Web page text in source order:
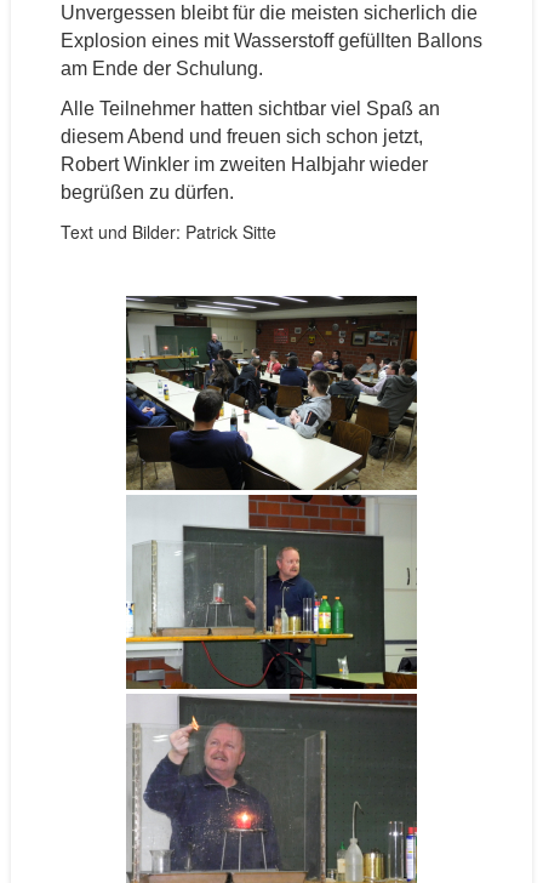
Unvergessen bleibt für die meisten sicherlich die
Explosion eines mit Wasserstoff gefüllten Ballons
am Ende der Schulung.
Alle Teilnehmer hatten sichtbar viel Spaß an
diesem Abend und freuen sich schon jetzt,
Robert Winkler im zweiten Halbjahr wieder
begrüßen zu dürfen.
Text und Bilder: Patrick Sitte